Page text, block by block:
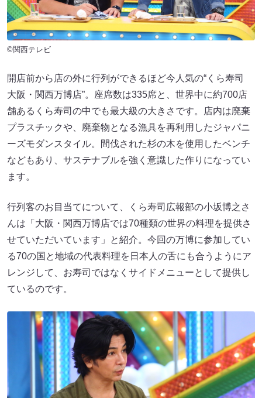
©関西テレビ
開店前から店の外に行列ができるほど今人気の“くら寿司
大阪・関西万博店”。座席数は335席と、世界中に約700店
舗あるくら寿司の中でも最大級の大きさです。店内は廃棄
プラスチックや、廃棄物となる漁具を再利用したジャパニ
ーズモダンスタイル。間伐された杉の木を使用したベンチ
などもあり、サステナブルを強く意識した作りになってい
ます。
行列客のお目当てについて、くら寿司広報部の小坂博之さ
んは「大阪・関西万博店では70種類の世界の料理を提供さ
せていただいています」と紹介。今回の万博に参加してい
る70の国と地域の代表料理を日本人の舌にも合うようにア
レンジして、お寿司ではなくサイドメニューとして提供し
ているのです。